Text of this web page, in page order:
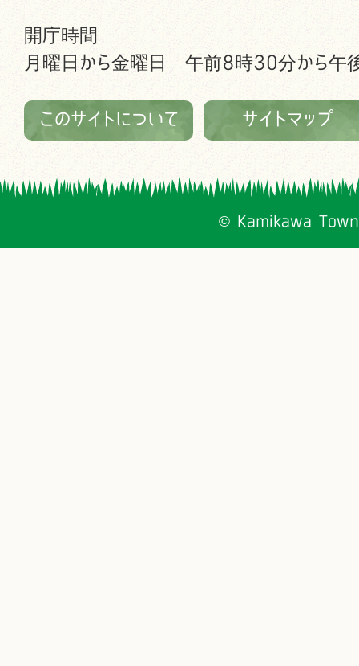
開庁時間
月曜日から金曜日 午前8時30分から午
このサイトについて サイトマップ
© Kamikawa Town